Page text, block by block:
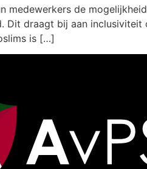
medewerkers de
Dit draagt bij aan inclusiviteit
is […]